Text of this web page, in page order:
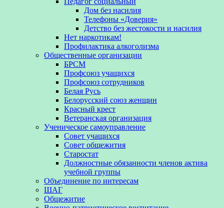
Дом без насилия
Телефоны «Доверия»
Детство без жестокости и насилия
Нет наркотикам!
Профилактика алкоголизма
Общественные организации
БРСМ
Профсоюз учащихся
Профсоюз сотрудников
Белая Русь
Белорусский союз женщин
Красный крест
Ветеранская организация
Ученическое самоуправление
Совет учащихся
Совет общежития
Старостат
Должностные обязанности членов актива
учебной группы
Объединение по интересам
ШАГ
Общежитие